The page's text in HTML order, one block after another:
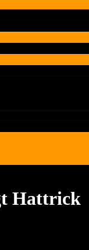
Hattrick